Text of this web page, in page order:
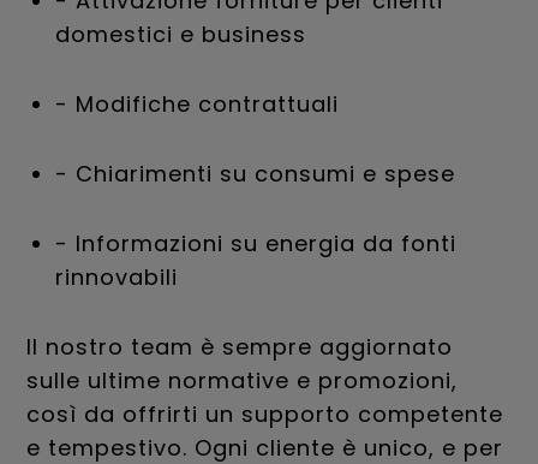
domestici e business
- Modifiche contrattuali
- Chiarimenti su consumi e spese
- Informazioni su energia da fonti
rinnovabili
Il nostro team è sempre aggiornato
sulle ultime normative e promozioni,
così da offrirti un supporto competente
e tempestivo. Ogni cliente è unico, e per